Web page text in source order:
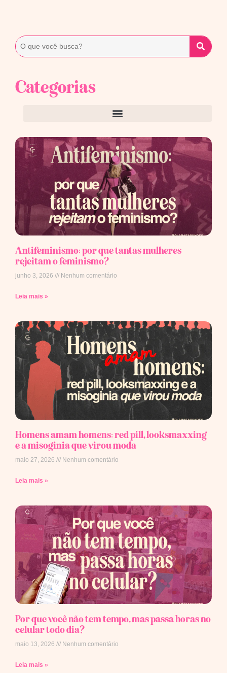
Categorias
Antifeminismo: por que tantas mulheres
rejeitam o feminismo?
junho 3, 2026 Nenhum comentário
Leia mais »
Homens amam homens: red pill, looksmaxxing
e a misoginia que virou moda
maio 27, 2026 Nenhum comentário
Leia mais »
Por que você não tem tempo, mas passa horas no
celular todo dia?
maio 13, 2026 Nenhum comentário
Leia mais »